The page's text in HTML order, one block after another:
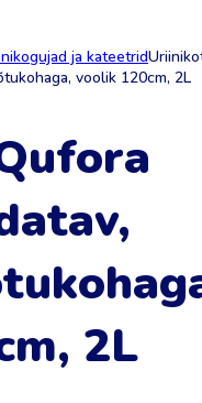
ja kateetrid
voolik 120cm, 2L
2L